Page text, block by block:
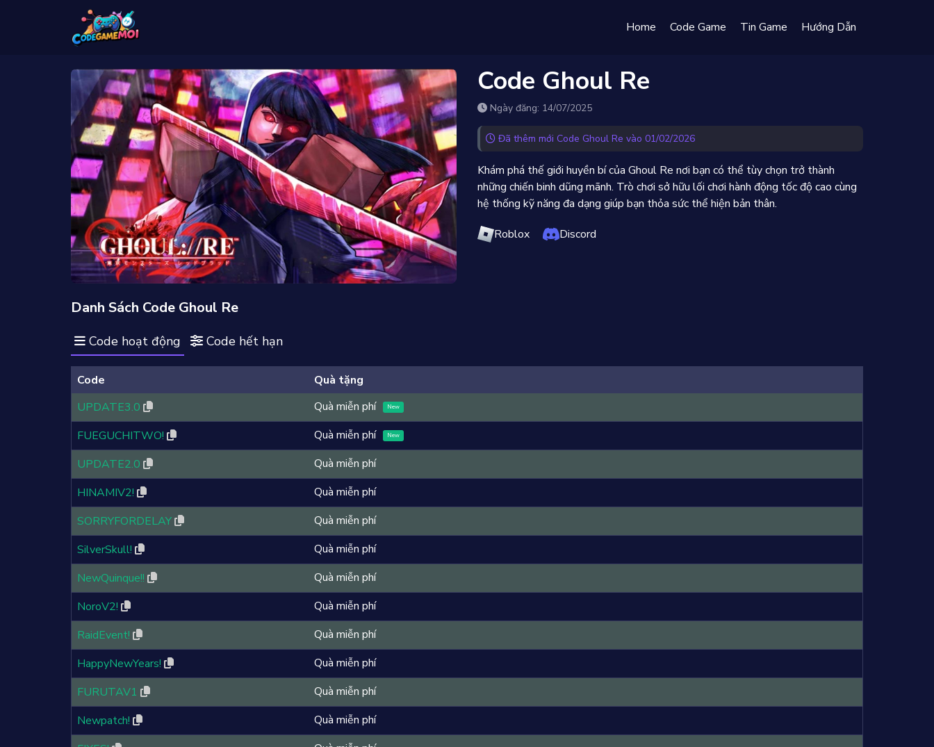
Home Code Game Tin Game Hướng Dẫn
Code Ghoul Re
Ngày đăng: 14/07/2025
Đã thêm mới Code Ghoul Re vào 01/02/2026
Khám phá thế giới huyền bí của Ghoul Re nơi bạn có thể tùy chọn trở thành
những chiến binh dũng mãnh. Trò chơi sở hữu lối chơi hành động tốc độ cao cùng
hệ thống kỹ năng đa dạng giúp bạn thỏa sức thể hiện bản thân.
Roblox
Discord
Danh Sách Code Ghoul Re
Code hoạt động Code hết hạn
Code
Quà tặng
UPDATE3.0
Quà miễn phí New
FUEGUCHITWO! Quà miễn phí New
UPDATE2.0
Quà miễn phí
HINAMIV2!
Quà miễn phí
SORRYFORDELAY
Quà miễn phí
SilverSkull!
Quà miễn phí
NewQuinque!!
Quà miễn phí
NoroV2!
Quà miễn phí
RaidEvent!
Quà miễn phí
HappyNewYears!
Quà miễn phí
FURUTAV1
Quà miễn phí
Newpatch!
Quà miễn phí